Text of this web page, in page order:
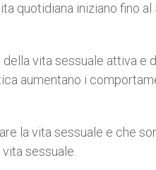
quotidiana iniziano fino
vita sessuale attiva e
aumentano i
la vita sessuale e che
sessuale.